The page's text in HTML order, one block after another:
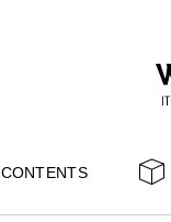
CONTENTS